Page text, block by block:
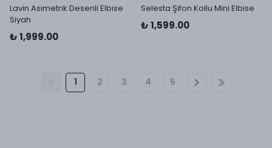
Lavin Asimetrik Desenli Elbise
Siyah
₺ 1,999.00
Selesta Şifon Kollu Mini Elbise
₺ 1,599.00
1 2 3 4 5